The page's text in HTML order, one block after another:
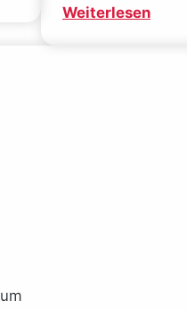
Ideale
Weiterlesen: